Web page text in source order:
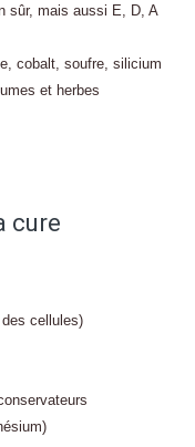
sûr, mais aussi E, D, A
cobalt, soufre, silicium
et herbes
cure
cellules)